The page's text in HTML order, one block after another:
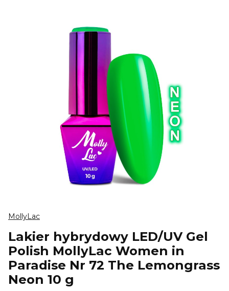
MollyLac
Lakier hybrydowy LED/UV Gel
Polish MollyLac Women in
Paradise Nr 72 The Lemongrass
Neon 10 g